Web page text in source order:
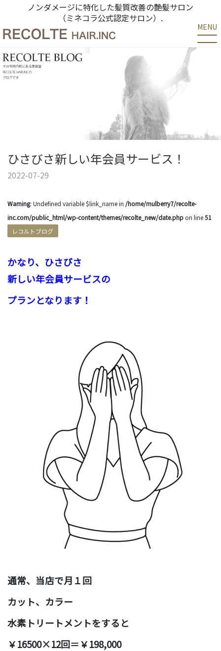
ノンダメージに特化した髪質改善の艶髪サロン
（ミネコラ公式認定サロン）.
MENU
ひさびさ新しい年会員サービス！
2022-07-29
Warning: Undefined variable $link_name in /home/mulberry7/recolte-
inc.com/public_html/wp-content/themes/recolte_new/date.phpon line51
レコルトブログ
かなり、ひさびさ
新しい年会員サービスの
プランとなります！
通常、当店で月１回
カット、カラー
水素トリートメントをすると
￥16500×12回＝￥198,000